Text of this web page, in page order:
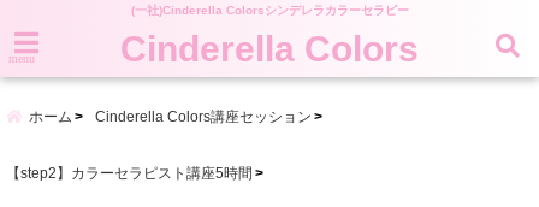
(一社)Cinderella Colorsシンデレラカラーセラピー
menu Cinderella Colors
ホーム Cinderella Colors講座セッション
【step2】カラーセラピスト講座5時間